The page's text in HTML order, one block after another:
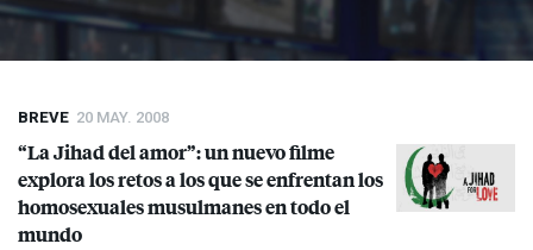
BREVE 20 MAY. 2008
“La Jihad del amor”: un nuevo filme
explora los retos a los que se enfrentan los
homosexuales musulmanes en todo el
mundo